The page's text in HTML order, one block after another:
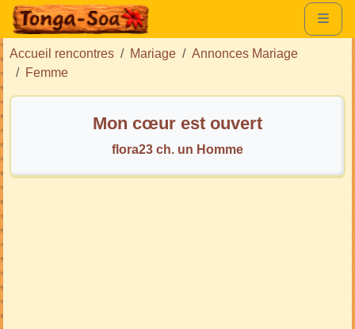
Accueil rencontres Mariage
Annonces Mariage
Femme
Mon cœur est ouvert
flora23 ch. un Homme